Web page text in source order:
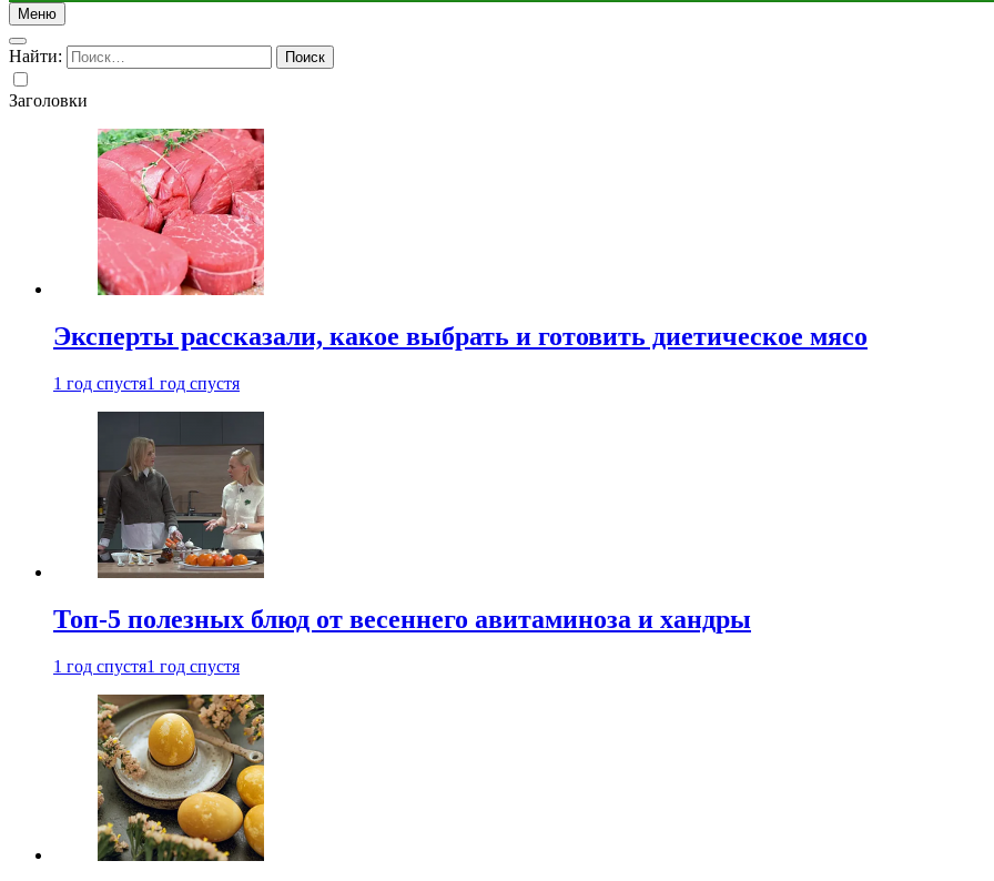
Меню
Найти:
Заголовки
Эксперты рассказали, какое выбрать и готовить диетическое мясо
1 год спустя1 год спустя
Топ-5 полезных блюд от весеннего авитаминоза и хандры
1 год спустя1 год спустя